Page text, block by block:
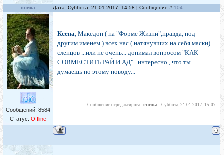
спика Дата: Суббота, 21.01.2017, 14:58 | Сообщение # 104
Сообщений: 8584
Статус: Offline
Ксена, Македон ( на "Форме Жизни",правда, под
другим именем ) всех нас ( натянувших на себя маски)
слепцов ...или не очень... донимал вопросом "КАК
СОВМЕСТИТЬ РАЙ И АД"...интересно , что ты
думаешь по этому поводу...
Сообщение отредактировал спика - Суббота, 21.01.2017, 15:07